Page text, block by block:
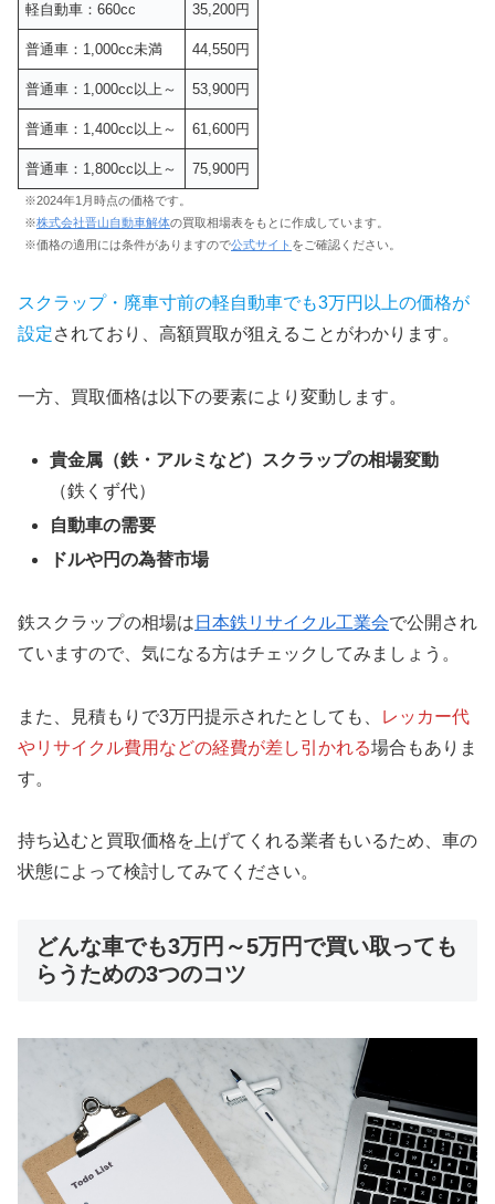
軽自動車：660cc 35,200円
普通車：1,000cc未満 44,550円
普通車：1,000cc以上～ 53,900円
普通車：1,400cc以上～ 61,600円
普通車：1,800cc以上～ 75,900円
※2024年1月時点の価格です。
※株式会社晋山自動車解体の買取相場表をもとに作成しています。
※価格の適用には条件がありますので公式サイト をご確認ください。
スクラップ・廃車寸前の軽自動車でも3万円以上の価格が
設定されており、高額買取が狙えることがわかります。
一方、買取価格は以下の要素により変動します。
貴金属（鉄・アルミなど）スクラップの相場変動
（鉄くず代）
自動車の需要
ドルや円の為替市場
鉄スクラップの相場は 日本鉄リサイクル工業会で公開され
ていますので、気になる方はチェックしてみましょう。
また、見積もりで3万円提示されたとしても、
レッカー代
やリサイクル費用などの経費が差し引かれる場合もありま
す。
持ち込むと買取価格を上げてくれる業者もいるため、車の
状態によって検討してみてください。
どんな車でも3万円～5万円で買い取っても
らうための3つのコツ